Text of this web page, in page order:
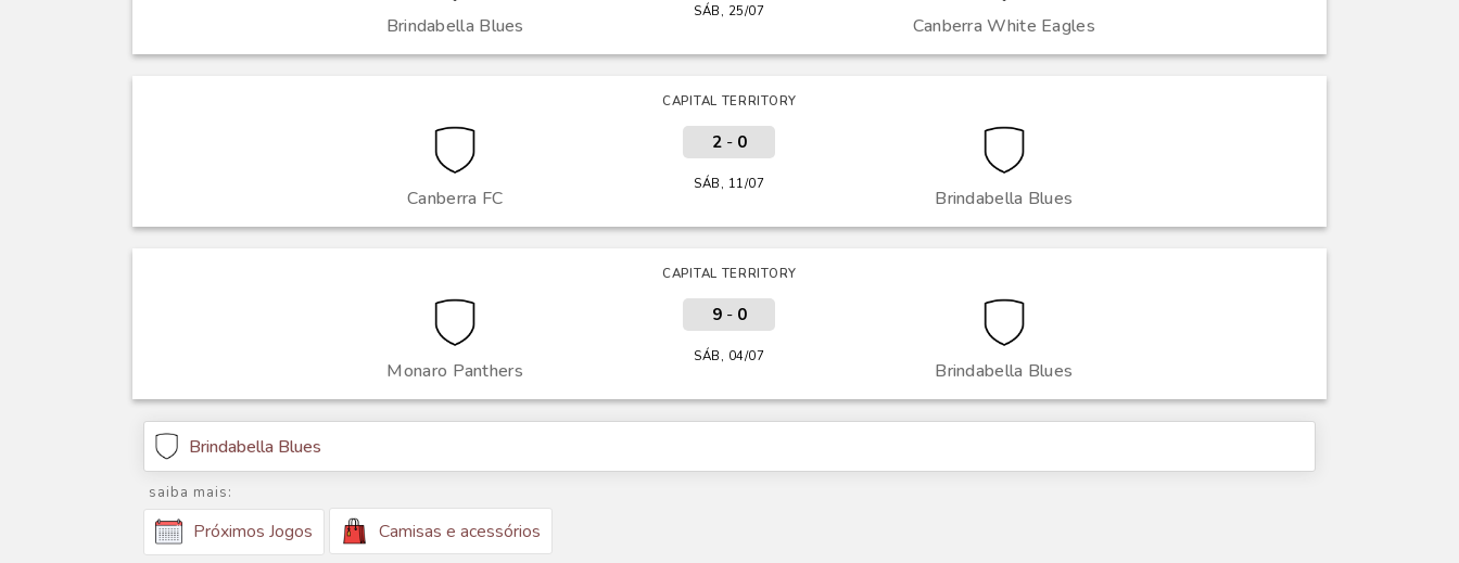
Brindabella Blues Canberra White Eagles
SÁB, 25/07
CAPITAL TERRITORY
Canberra FC Brindabella Blues
2- 0
SÁB, 11/07
CAPITAL TERRITORY
Monaro Panthers Brindabella Blues
9- 0
SÁB, 04/07
Brindabella Blues
saiba mais:
Próximos Jogos Camisas e acessórios